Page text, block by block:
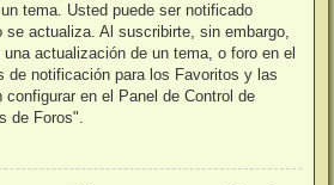
tema. Usted puede ser notificado
se actualiza. Al suscribirte, sin embargo,
actualización de un tema, o foro en el
de notificación para los Favoritos y las
en el Panel de Control de
de Foros".